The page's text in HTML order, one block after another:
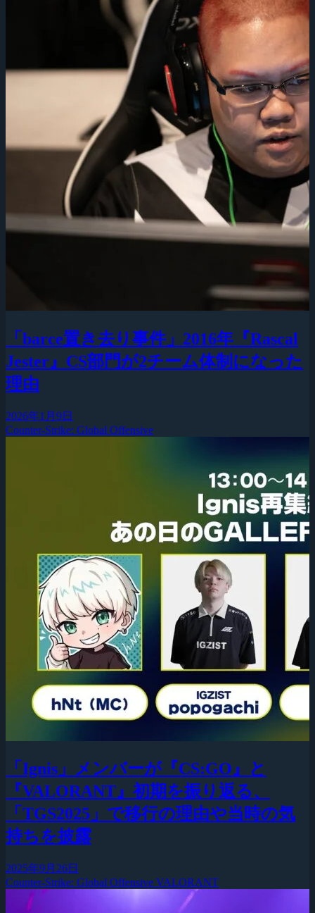
「barce置き去り事件」2016年『Rascal
Jester』CS部門が2チーム体制になった
理由
2026年1月9日
Counter-Strike: Global Offensive
「Ignis」メンバーが『CS:GO』と
『VALORANT』初期を振り返る、
「TGS2025」で移行の理由や当時の気
持ちを披露
2025年9月26日
Counter-Strike: Global Offensive VALORANT